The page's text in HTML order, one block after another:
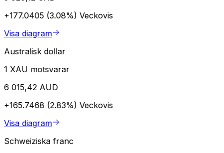
+177.0405 (3.08%) Veckovis
Visa diagram
Australisk dollar
1 XAU motsvarar
6 015,42 AUD
+165.7468 (2.83%) Veckovis
Visa diagram
Schweiziska franc